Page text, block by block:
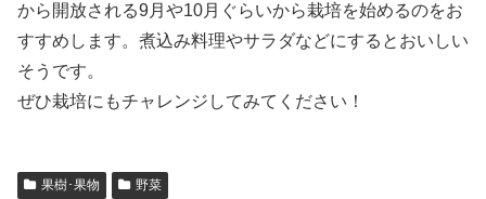
から開放される9月や10月ぐらいから栽培を始めるのをお
すすめします。煮込み料理やサラダなどにするとおいしい
そうです。
ぜひ栽培にもチャレンジしてみてください！
果樹･果物 野菜